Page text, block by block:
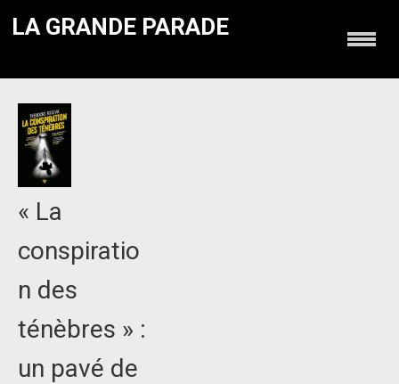
LA GRANDE PARADE
« La
conspiratio
n des
ténèbres » :
un pavé de